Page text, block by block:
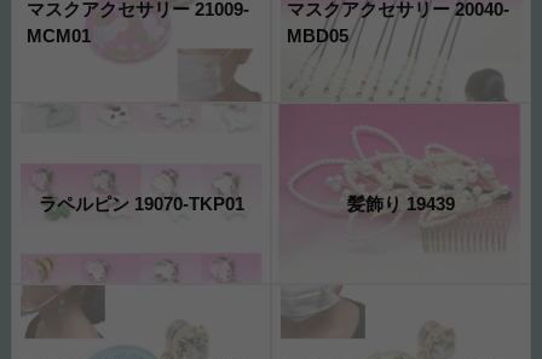
マスクアクセサリー 21009-
MCM01
マスクアクセサリー 20040-
MBD05
ラペルピン 19070-TKP01 髪飾り 19439